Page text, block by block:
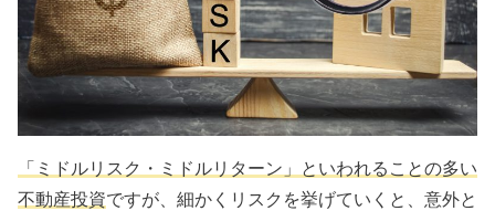
「ミドルリスク・ミドルリターン」といわれることの多い
不動産投資ですが、細かくリスクを挙げていくと、意外と